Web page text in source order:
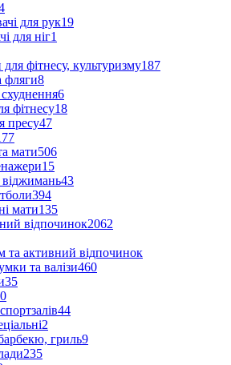
для рук19
для ніг1
фітнесу, культуризму187
фляги8
6
фітнесу18
пресу47
мати506
15
43
394
мати135
відпочинок2062
та активний відпочинок
та валізи460
35
44
2
гриль9
235